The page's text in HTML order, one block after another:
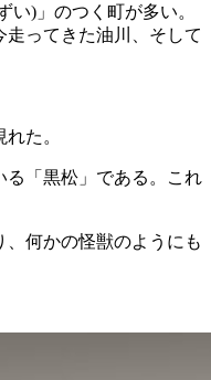
い)」のつく町が多い。
ってきた油川、そして
た。
る「黒松」である。これ
、何かの怪獣のようにも